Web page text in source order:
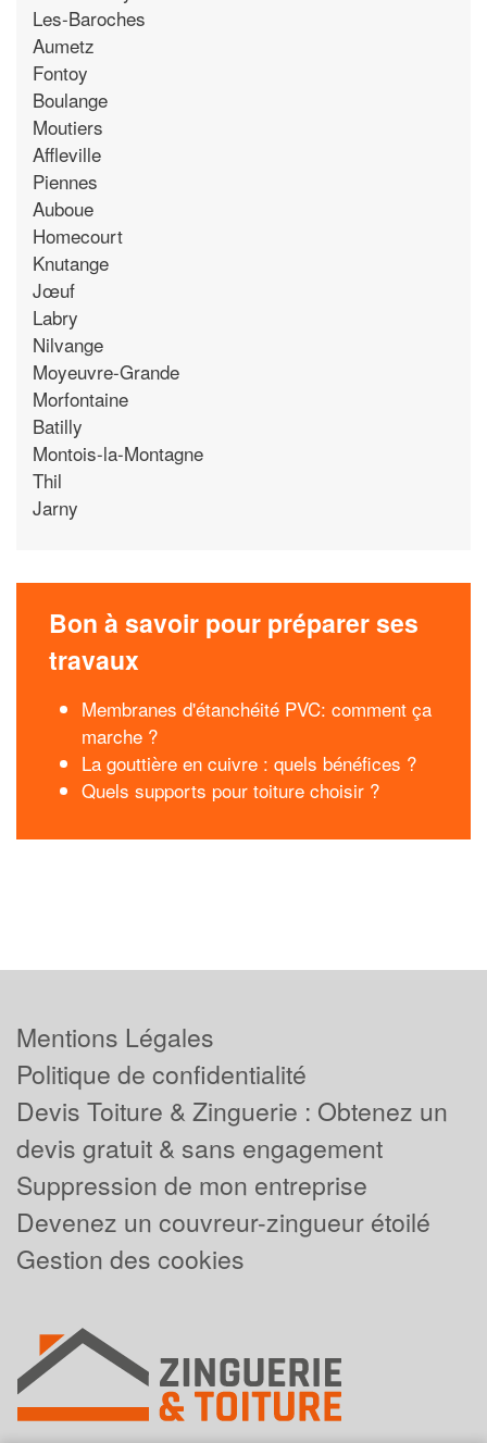
Les-Baroches
Aumetz
Fontoy
Boulange
Moutiers
Affleville
Piennes
Auboue
Homecourt
Knutange
Jœuf
Labry
Nilvange
Moyeuvre-Grande
Morfontaine
Batilly
Montois-la-Montagne
Thil
Jarny
Bon à savoir pour préparer ses
travaux
Membranes d'étanchéité PVC: comment ça
marche ?
La gouttière en cuivre : quels bénéfices ?
Quels supports pour toiture choisir ?
Mentions Légales
Politique de confidentialité
Devis Toiture & Zinguerie : Obtenez un
devis gratuit & sans engagement
Suppression de mon entreprise
Devenez un couvreur-zingueur étoilé
Gestion des cookies